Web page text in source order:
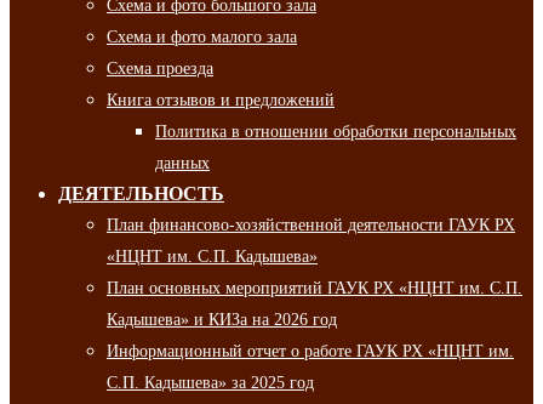
Схема и фото большого зала
Схема и фото малого зала
Схема проезда
Книга отзывов и предложений
Политика в отношении обработки персональных
данных
ДЕЯТЕЛЬНОСТЬ
План финансово-хозяйственной деятельности ГАУК РХ
«НЦНТ им. С.П. Кадышева»
План основных мероприятий ГАУК РХ «НЦНТ им. С.П.
Кадышева» и КИЗа на 2026 год
Информационный отчет о работе ГАУК РХ «НЦНТ им.
С.П. Кадышева» за 2025 год